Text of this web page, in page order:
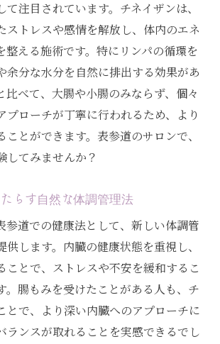
注目されています。チネイザンは、
ストレスや感情を解放し、体内のエネ
整える施術です。特にリンパの循環を
余分な水分を自然に排出する効果があ
比べて、大腸や小腸のみならず、個々
プローチが丁寧に行われるため、より
ことができます。表参道のサロンで、
してみませんか？
らす自然な体調管理法
参道での健康法として、新しい体調管
供します。内臓の健康状態を重視し、
ことで、ストレスや不安を緩和するこ
。腸もみを受けたことがある人も、チ
とで、より深い内臓へのアプローチに
ランスが取れることを実感できるでし